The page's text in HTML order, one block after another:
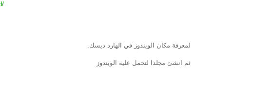
/dev/sda3 12353 24322 96143297+ 5 Extended
لمعرفة مكان الويندوز في الهارد ديسك.
ثم انشئ مجلدا لتحمل عليه الويندوز